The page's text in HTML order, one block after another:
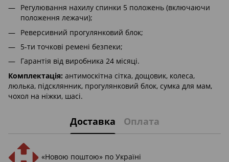
Регулювання нахилу спинки 5 положень (включаючи
положення лежачи);
Реверсивний прогулянковий блок;
5-ти точкові ремені безпеки;
Гарантія від виробника 24 місяці.
Комплектація: антимоскітна сітка, дощовик, колеса,
люлька, підсклянник, прогулянковий блок, сумка для мам,
чохол на ніжки, шасі.
Доставка Оплата
«Новою поштою» по Україні